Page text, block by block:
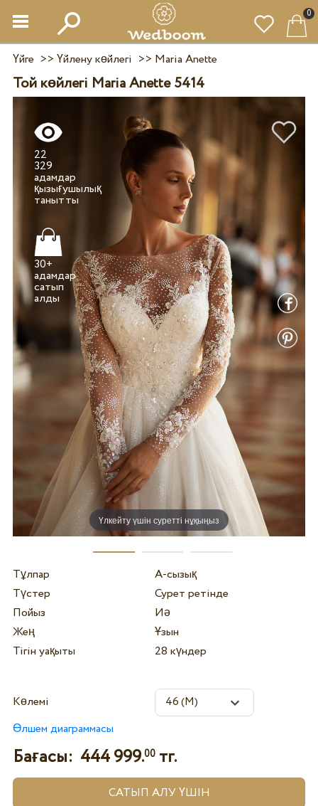
0
Үйге >> Үйлену көйлегі >> Maria Anette
Той көйлегі Maria Anette 5414
Үлкейту үшін суретті нұқыңыз
22
329
адамдар
қызығушылық
30+
адамдар
сатып
Тұлпар
А-сызық
Түстер
Сурет ретінде
Пойыз
Иә
Жең
Ұзын
Тігін уақыты
28 күндер
Көлемі
Өлшем диаграммасы
Бағасы: 444 999.00тг.